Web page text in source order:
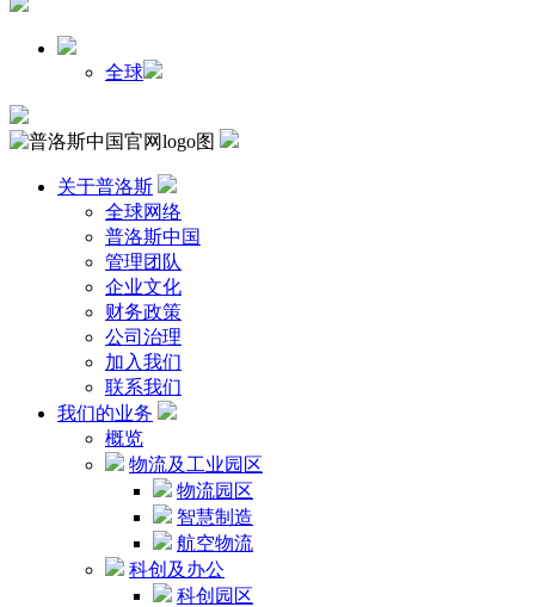
全球
关于普洛斯
全球网络
普洛斯中国
管理团队
企业文化
财务政策
公司治理
加入我们
联系我们
我们的业务
概览
物流及工业园区
物流园区
智慧制造
航空物流
科创及办公
科创园区